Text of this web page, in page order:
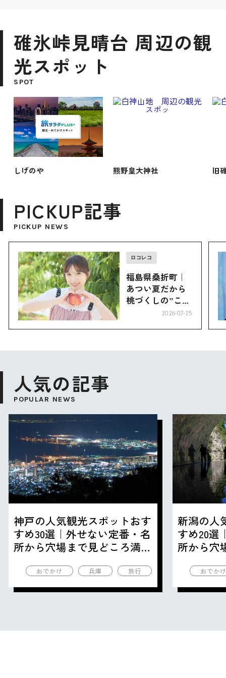
碓氷峠見晴台 周辺の観
光スポット
SPOT
しげのや 熊野皇大神社 旧
PICKUP記事
PICKUP NEWS
ロコレコ
福島県桑折町｜
あつい夏だから
桃づくしの”こお
2026-07-25
人気の記事
POPULAR NEWS
神戸の人気観光スポットおす
すめ30選｜外せない定番・名
所から穴場まで見どころ満載
おでかけ 兵庫 旅行
新潟の人
すめ20選
所から穴
おでか